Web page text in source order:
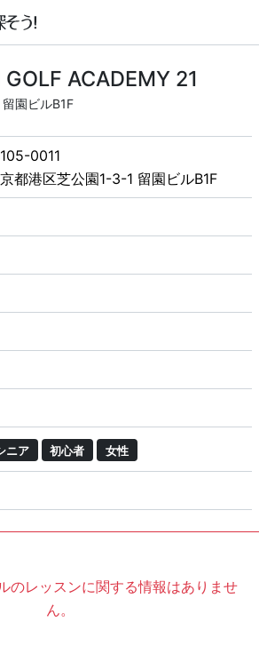
ACADEMY 21
園ビルB1F
0011
都港区芝公園1-3-1 留園ビルB1F
ニア 初心者 女性
のレッスンに関する情報はありませ
ん。